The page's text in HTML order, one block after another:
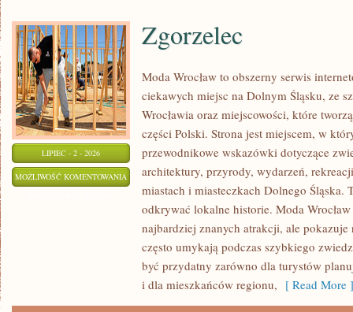
LIPIEC - 2 - 2026
MOŻLIWOŚĆ KOMENTOWANIA ZGORZELEC
Zgorzelec
Moda Wrocław to obszerny serwis
ciekawych miejsc na Dolnym Śląsku, ze
Wrocławia oraz miejscowości, które
części Polski. Strona jest miejscem, w
przewodnikowe wskazówki dotyczące
architektury, przyrody, wydarzeń,
miastach i miasteczkach Dolnego Śląska.
odkrywać lokalne historie. Moda
najbardziej znanych atrakcji, ale
często umykają podczas szybkiego
być przydatny zarówno dla turystów
i dla mieszkańców regionu, [ Read More ]